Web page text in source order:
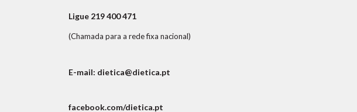
Ligue 219 400 471
(Chamada para a rede fixa nacional)
E-mail: dietica@dietica.pt
facebook.com/dietica.pt